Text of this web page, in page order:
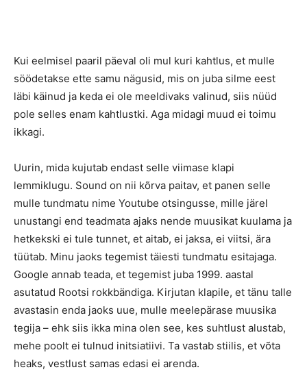
Kui eelmisel paaril päeval oli mul kuri kahtlus, et mulle
söödetakse ette samu nägusid, mis on juba silme eest
läbi käinud ja keda ei ole meeldivaks valinud, siis nüüd
pole selles enam kahtlustki. Aga midagi muud ei toimu
ikkagi.
Uurin, mida kujutab endast selle viimase klapi
lemmiklugu. Sound on nii kõrva paitav, et panen selle
mulle tundmatu nime Youtube otsingusse, mille järel
unustangi end teadmata ajaks nende muusikat kuulama ja
hetkekski ei tule tunnet, et aitab, ei jaksa, ei viitsi, ära
tüütab. Minu jaoks tegemist täiesti tundmatu esitajaga.
Google annab teada, et tegemist juba 1999. aastal
asutatud Rootsi rokkbändiga. Kirjutan klapile, et tänu talle
avastasin enda jaoks uue, mulle meelepärase muusika
tegija – ehk siis ikka mina olen see, kes suhtlust alustab,
mehe poolt ei tulnud initsiatiivi. Ta vastab stiilis, et võta
heaks, vestlust samas edasi ei arenda.